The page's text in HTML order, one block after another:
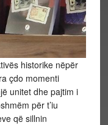
historike nëpër
çdo momenti
unitet dhe pajtim i
për t’iu
që sillnin